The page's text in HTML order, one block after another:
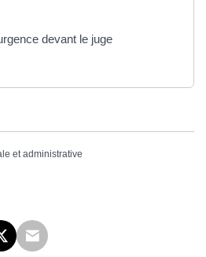
devant le juge
et administrative